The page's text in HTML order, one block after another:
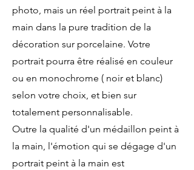
photo, mais un réel portrait peint à la
main dans la pure tradition de la
décoration sur porcelaine. Votre
portrait pourra être réalisé en couleur
ou en monochrome ( noir et blanc)
selon votre choix, et bien sur
totalement personnalisable.
Outre la qualité d'un médaillon peint à
la main, l'émotion qui se dégage d'un
portrait peint à la main est